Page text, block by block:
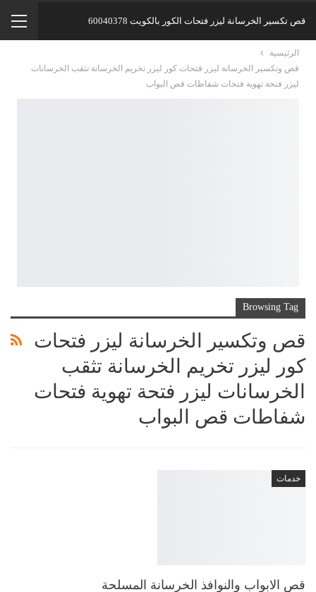
قص تكسير الخرسانة ليزر فتحات الكور بالكويت 60040378
الرئيسية
قص وتكسير الخرسانة ليزر‏ فتحات كور ليزر تخريم الخرسانة ‏تثقب الخرسانات
ليزر ‏‏فتحة تهوية فتحات ‏شفاطات‏ قص البواب
Browsing Tag
قص وتكسير الخرسانة ليزر‏ فتحات
كور ليزر تخريم الخرسانة ‏تثقب
الخرسانات ليزر ‏‏فتحة تهوية فتحات
‏شفاطات‏ قص البواب
خدمات
قص الابواب والنوافذ الخرسانة المسلحة